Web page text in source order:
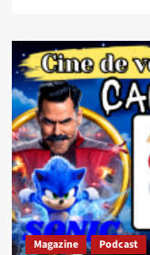
Magazine Podcast